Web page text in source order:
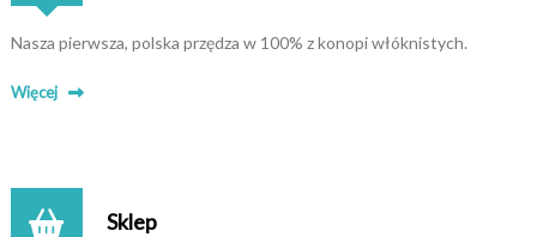
Nasza pierwsza, polska przędza w 100% z konopi włóknistych.
Więcej
Sklep